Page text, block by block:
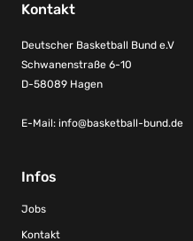
Kontakt
Deutscher Basketball Bund e.V
Schwanenstraße 6-10
D-58089 Hagen
E-Mail: info@basketball-bund.de
Infos
Jobs
Kontakt